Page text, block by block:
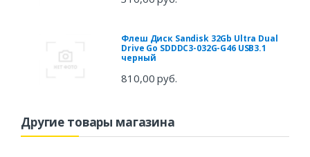
Флеш Диск Sandisk 32Gb Ultra Dual
Drive Go SDDDC3-032G-G46 USB3.1
черный
810,00 руб.
Другие товары магазина